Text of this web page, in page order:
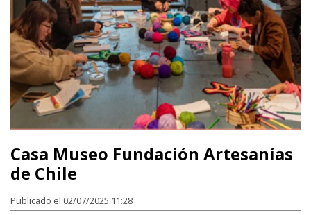
Casa Museo Fundación Artesanías
de Chile
Publicado el 02/07/2025 11:28